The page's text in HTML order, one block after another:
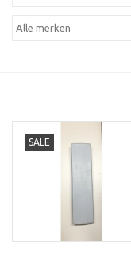
SALE